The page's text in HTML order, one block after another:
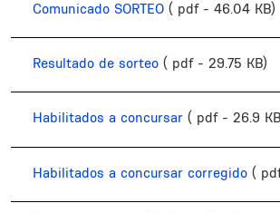
Comunicado SORTEO ( pdf - 46.04 KB)
Resultado de sorteo ( pdf - 29.75 KB)
Habilitados a concursar ( pdf - 26.9
Habilitados a concursar corregido (